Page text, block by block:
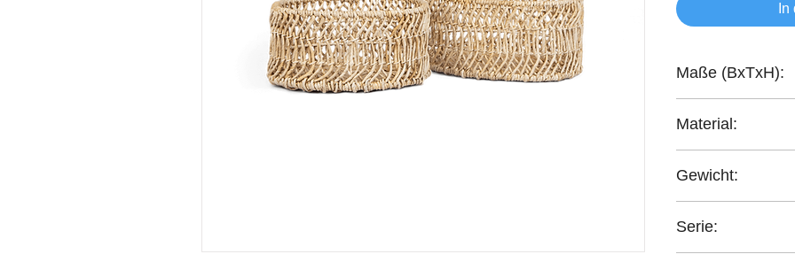
Maße (BxTxH):
Material:
Gewicht:
Serie: